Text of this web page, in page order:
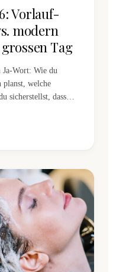
Vorlauf-
modern
Tag
Ja-Wort: Wie du
planst, welche
sicherstellst, dass